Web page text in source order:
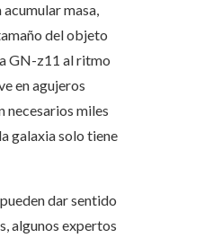
masa,
del objeto
GN-z11 al ritmo
en agujeros
necesarios miles
galaxia solo tiene
dar sentido
algunos expertos